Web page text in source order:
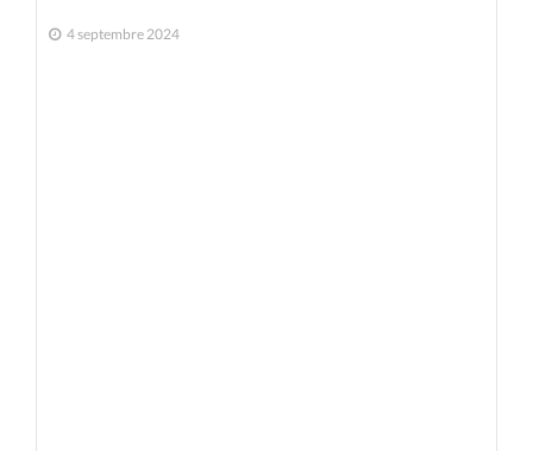
4 septembre 2024